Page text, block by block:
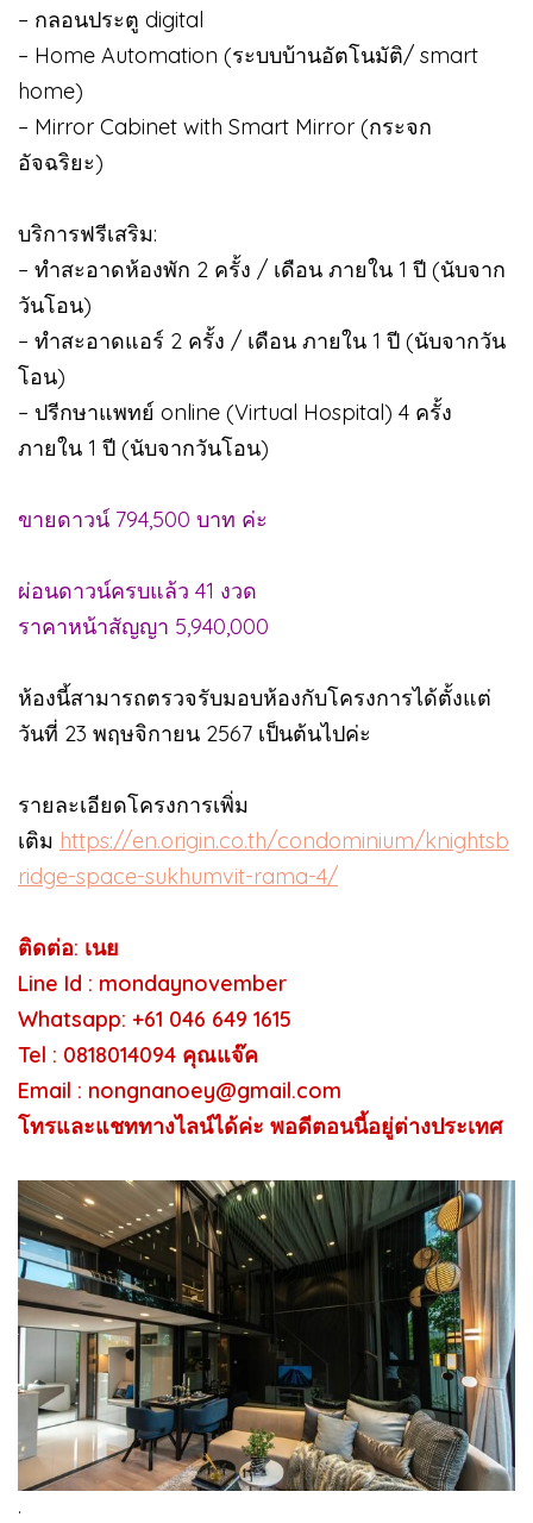
– กลอนประตู digital
– Home Automation (ระบบบ้านอัตโนมัติ/ smart
home)
– Mirror Cabinet with Smart Mirror (กระจก
อัจฉริยะ)
บริการฟรีเสริม:
– ทำสะอาดห้องพัก 2 ครั้ง / เดือน ภายใน 1 ปี (นับจาก
วันโอน)
– ทำสะอาดแอร์ 2 ครั้ง / เดือน ภายใน 1 ปี (นับจากวัน
โอน)
– ปรีกษาแพทย์ online (Virtual Hospital) 4 ครั้ง
ภายใน 1 ปี (นับจากวันโอน)
ขายดาวน์ 794,500 บาท ค่ะ
ผ่อนดาวน์ครบแล้ว 41 งวด
ราคาหน้าสัญญา 5,940,000
ห้องนี้สามารถตรวจรับมอบห้องกับโครงการได้ตั้งแต่
วันที่ 23 พฤษจิกายน 2567 เป็นต้นไปค่ะ
รายละเอียดโครงการเพิ่ม
เติม https://en.origin.co.th/condominium/knightsb
ridge-space-sukhumvit-rama-4/
ติดต่อ: เนย
Line Id : mondaynovember
Whatsapp: +61 046 649 1615
Tel : 0818014094 คุณแจ๊ค
Email : nongnanoey@gmail.com
โทรและแชททางไลน์ได้ค่ะ พอดีตอนนี้อยู่ต่างประเทศ
.